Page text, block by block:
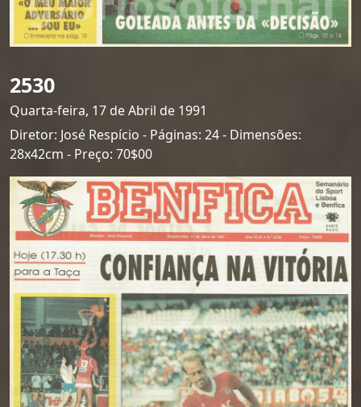
2530
Quarta-feira, 17 de Abril de 1991
Diretor: José Respício - Páginas: 24 - Dimensões:
28x42cm - Preço: 70$00